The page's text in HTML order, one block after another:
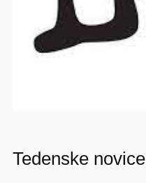
Tedenske novice